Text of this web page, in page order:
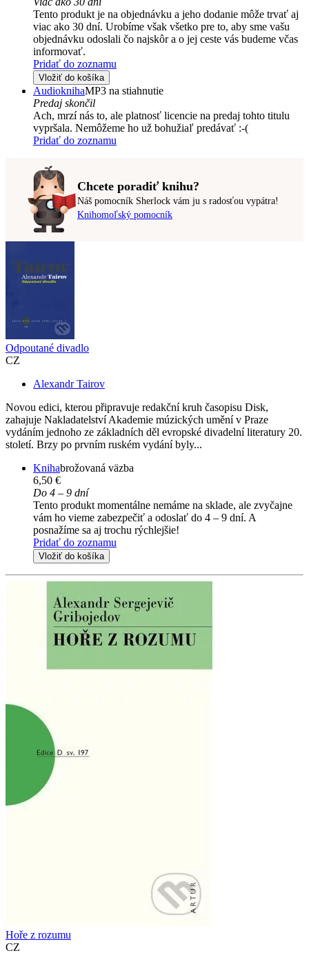
Tento produkt je na objednávku a jeho dodanie môže trvať aj
viac ako 30 dní. Urobíme však všetko pre to, aby sme vašu
objednávku odoslali čo najskôr a o jej ceste vás budeme včas
informovať.
Pridať do zoznamu
Vložiť do košíka
AudioknihaMP3 na stiahnutie
Predaj skončil
Ach, mrzí nás to, ale platnosť licencie na predaj tohto titulu
vypršala. Nemôžeme ho už bohužiaľ predávať :-(
Pridať do zoznamu
Chcete poradiť knihu?
Náš pomocník Sherlock vám ju s radosťou vypátra!
Knihomoľský pomocník
Odpoutané divadlo
CZ
Alexandr Tairov
Novou edici, kterou připravuje redakční kruh časopisu Disk,
zahajuje Nakladatelství Akademie múzických umění v Praze
vydáním jednoho ze základních děl evropské divadelní literatury 20.
století. Brzy po prvním ruském vydání byly...
Knihabrožovaná väzba
6,50 €
Do 4 – 9 dní
Tento produkt momentálne nemáme na sklade, ale zvyčajne
vám ho vieme zabezpečiť a odoslať do 4 – 9 dní. A
posnažíme sa aj trochu rýchlejšie!
Pridať do zoznamu
Vložiť do košíka
Hoře z rozumu
CZ